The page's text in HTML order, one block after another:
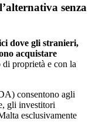
senza
dove gli stranieri,
acquistare
proprietà e con la
consentono agli
gli investitori
esclusivamente